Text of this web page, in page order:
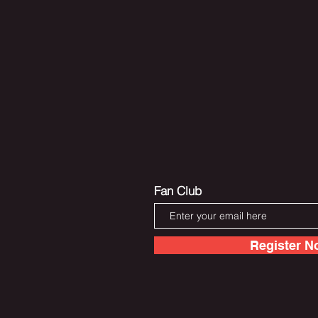
Fan Club
Register